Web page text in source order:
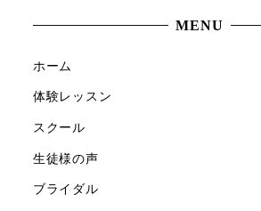
MENU
ホーム
体験レッスン
スクール
生徒様の声
ブライダル